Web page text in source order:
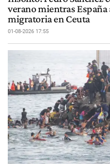
verano mientras España
migratoria en Ceuta
01-08-2026 17:55